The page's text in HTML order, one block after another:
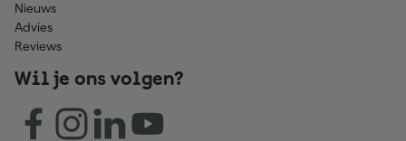
Nieuws
Advies
Reviews
Wil je ons volgen?